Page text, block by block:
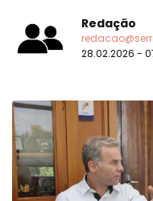
Redação
28.02.2026 -